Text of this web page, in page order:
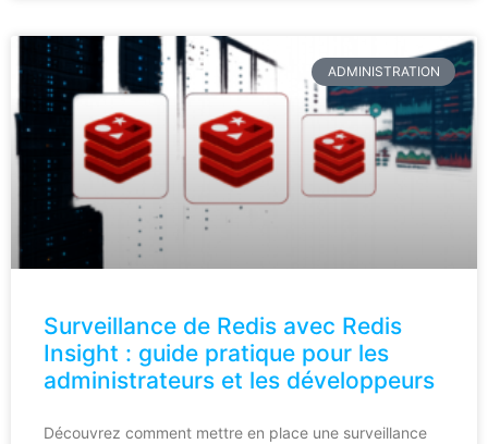
ADMINISTRATION
Surveillance de Redis avec Redis
Insight : guide pratique pour les
administrateurs et les développeurs
Découvrez comment mettre en place une surveillance